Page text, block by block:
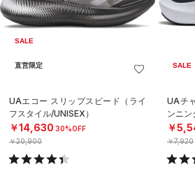
SALE
直営限定
UAエコー スリップスピード（ライ
フスタイル/UNISEX）
￥14,630 30%OFF
￥20,900
SALE
UAチ
ンニン
￥
￥7,920